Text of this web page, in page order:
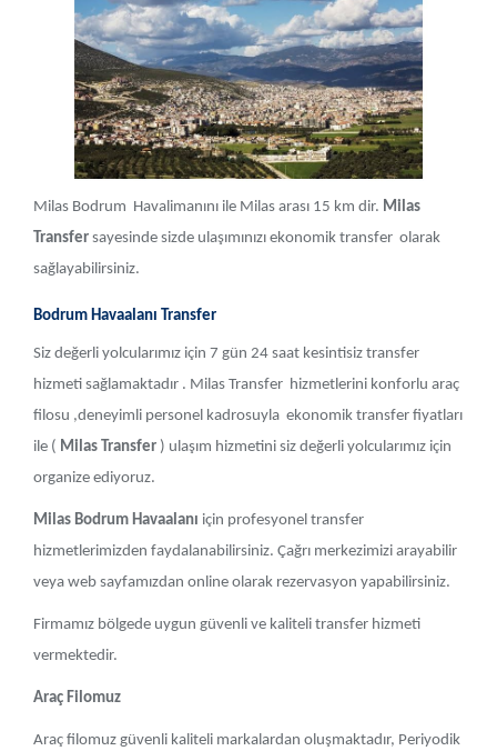
Milas Bodrum Havalimanını ile Milas arası 15 km dir. Milas
Transfer sayesinde sizde ulaşımınızı ekonomik transfer olarak
sağlayabilirsiniz.
Bodrum Havaalanı Transfer
Siz değerli yolcularımız için 7 gün 24 saat kesintisiz transfer
hizmeti sağlamaktadır . Milas Transfer hizmetlerini konforlu araç
filosu ,deneyimli personel kadrosuyla ekonomik transfer fiyatları
ile ( Milas Transfer ) ulaşım hizmetini siz değerli yolcularımız için
organize ediyoruz.
Milas Bodrum Havaalanı için profesyonel transfer
hizmetlerimizden faydalanabilirsiniz. Çağrı merkezimizi arayabilir
veya web sayfamızdan online olarak rezervasyon yapabilirsiniz.
Firmamız bölgede uygun güvenli ve kaliteli transfer hizmeti
vermektedir.
Araç Filomuz
Araç filomuz güvenli kaliteli markalardan oluşmaktadır, Periyodik